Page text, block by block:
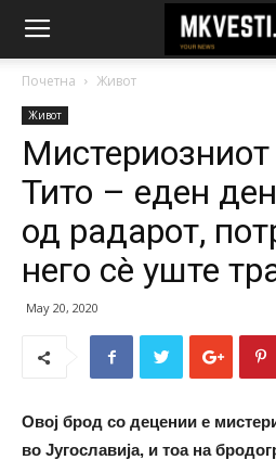
Почетна Живот
Живот
Тито – еден
од радарот,
него сè уште
May 20, 2020
Овој брод со децении е
во Југославија, и тоа на